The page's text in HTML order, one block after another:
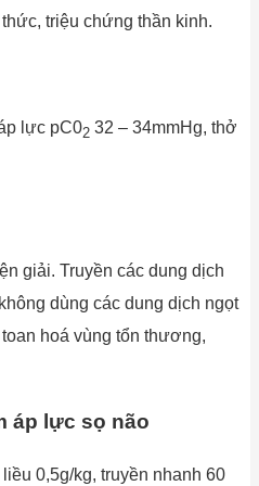
triệu chứng thần kinh.
lực pC02 32 – 34mmHg, thở
giải. Truyền các dung dịch
dùng các dung dịch ngọt
hoá vùng tổn thương,
áp lực sọ não
0,5g/kg, truyền nhanh 60